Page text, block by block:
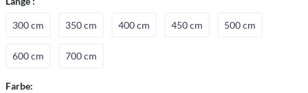
300 cm 350 cm 400 cm 450 cm 500 cm
600 cm 700 cm
Farbe: